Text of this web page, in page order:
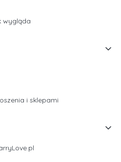
wygląda
i sklepami